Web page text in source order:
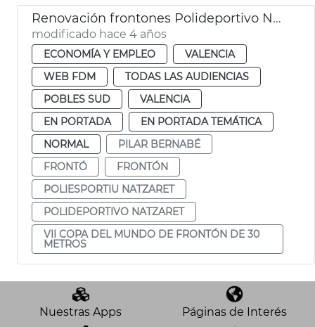
Renovación frontones Polideportivo Natzaret
modificado hace 4 años
ECONOMÍA Y EMPLEO
VALENCIA
WEB FDM
TODAS LAS AUDIENCIAS
POBLES SUD
VALENCIA
EN PORTADA
EN PORTADA TEMÁTICA
NORMAL
PILAR BERNABÉ
FRONTÓ
FRONTÓN
POLIESPORTIU NATZARET
POLIDEPORTIVO NATZARET
VII COPA DEL MUNDO DE FRONTÓN DE 30
METROS
Nuestras Apps Páginas de Interés